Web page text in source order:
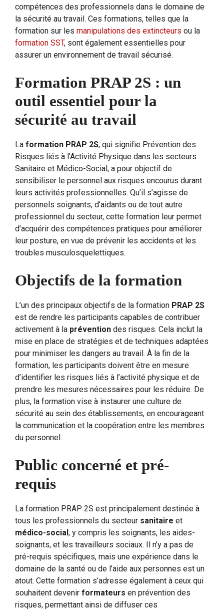
compétences des professionnels dans le domaine de
la sécurité au travail. Ces formations, telles que la
formation sur les manipulations des extincteurs ou la
formation SST, sont également essentielles pour
assurer un environnement de travail sécurisé.
Formation PRAP 2S : un
outil essentiel pour la
sécurité au travail
La formation PRAP 2S, qui signifie Prévention des
Risques liés à l’Activité Physique dans les secteurs
Sanitaire et Médico-Social, a pour objectif de
sensibiliser le personnel aux risques encourus durant
leurs activités professionnelles. Qu’il s’agisse de
personnels soignants, d’aidants ou de tout autre
professionnel du secteur, cette formation leur permet
d’acquérir des compétences pratiques pour améliorer
leur posture, en vue de prévenir les accidents et les
troubles musculosquelettiques.
Objectifs de la formation
L’un des principaux objectifs de la formation PRAP 2S
est de rendre les participants capables de contribuer
activement à la prévention des risques. Cela inclut la
mise en place de stratégies et de techniques adaptées
pour minimiser les dangers au travail. À la fin de la
formation, les participants doivent être en mesure
d’identifier les risques liés à l’activité physique et de
prendre les mesures nécessaires pour les réduire. De
plus, la formation vise à instaurer une culture de
sécurité au sein des établissements, en encourageant
la communication et la coopération entre les membres
du personnel.
Public concerné et pré-
requis
La formation PRAP 2S est principalement destinée à
tous les professionnels du secteur sanitaire et
médico-social, y compris les soignants, les aides-
soignants, et les travailleurs sociaux. Il n’y a pas de
pré-requis spécifiques, mais une expérience dans le
domaine de la santé ou de l’aide aux personnes est un
atout. Cette formation s’adresse également à ceux qui
souhaitent devenir formateurs en prévention des
risques, permettant ainsi de diffuser ces